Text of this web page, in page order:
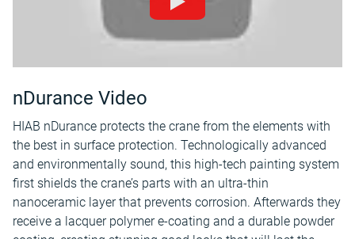
nDurance Video
HIAB nDurance protects the crane from the elements with
the best in surface protection. Technologically advanced
and environmentally sound, this high-tech painting system
first shields the crane’s parts with an ultra-thin
nanoceramic layer that prevents corrosion. Afterwards they
receive a lacquer polymer e-coating and a durable powder